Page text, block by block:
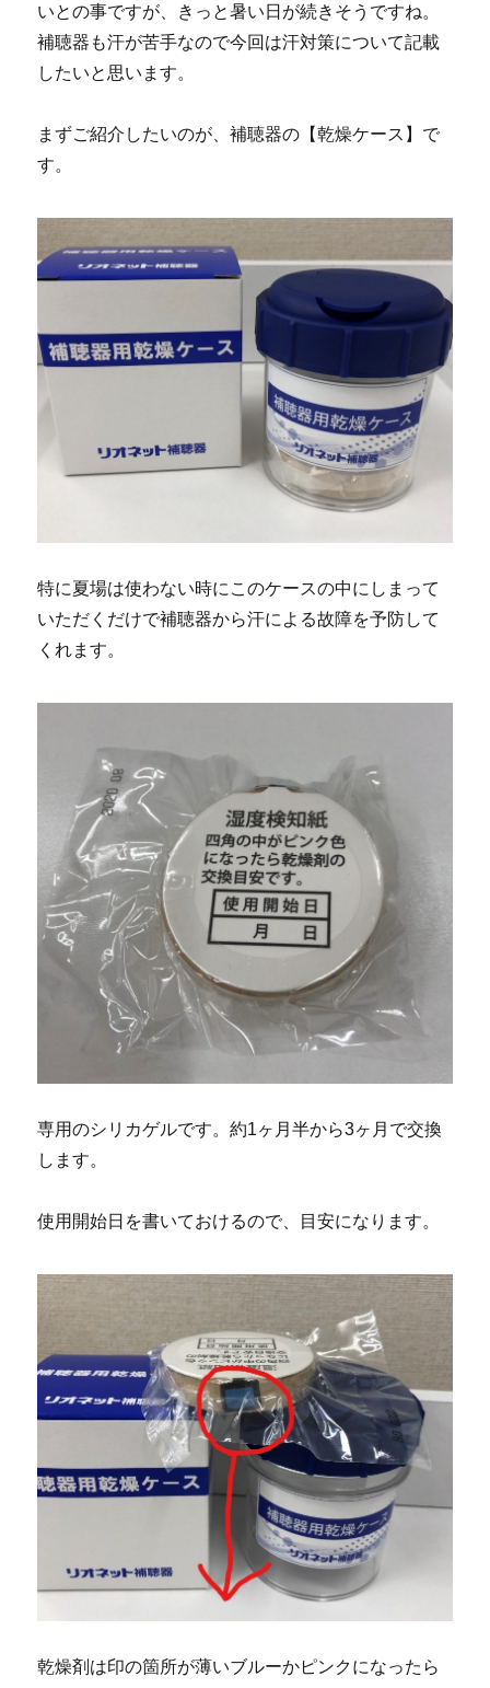
いとの事ですが、きっと暑い日が続きそうですね。
補聴器も汗が苦手なので今回は汗対策について記載
したいと思います。
まずご紹介したいのが、補聴器の【乾燥ケース】で
す。
特に夏場は使わない時にこのケースの中にしまって
いただくだけで補聴器から汗による故障を予防して
くれます。
専用のシリカゲルです。約1ヶ月半から3ヶ月で交換
します。
使用開始日を書いておけるので、目安になります。
乾燥剤は印の箇所が薄いブルーかピンクになったら